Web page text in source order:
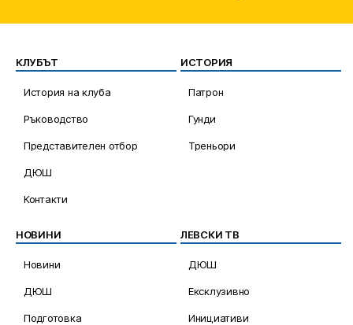
КЛУБЪТ
История на клуба
Ръководство
Представителен отбор
ДЮШ
Контакти
ИСТОРИЯ
Патрон
Гунди
Треньори
НОВИНИ
Новини
ДЮШ
Подготовка
ЛЕВСКИ ТВ
ДЮШ
Ексклузивно
Инициативи